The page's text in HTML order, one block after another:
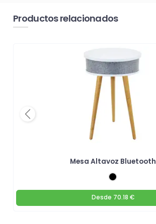
Productos relacionados
Mesa Altavoz Bluetooth
Desde 70.18 €
Previous